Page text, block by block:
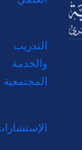
التدريب
والخدمة
المجتمعية